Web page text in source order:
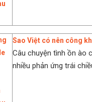
Sao Việt có nên công
Câu chuyện tình ồn ào
nhiều phản ứng trái